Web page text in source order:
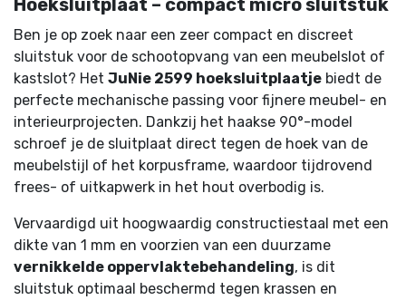
Hoeksluitplaat – compact micro sluitstuk
Ben je op zoek naar een zeer compact en discreet
sluitstuk voor de schootopvang van een meubelslot of
kastslot? Het JuNie 2599 hoeksluitplaatje biedt de
perfecte mechanische passing voor fijnere meubel- en
interieurprojecten. Dankzij het haakse 90°-model
schroef je de sluitplaat direct tegen de hoek van de
meubelstijl of het korpusframe, waardoor tijdrovend
frees- of uitkapwerk in het hout overbodig is.
Vervaardigd uit hoogwaardig constructiestaal met een
dikte van 1 mm en voorzien van een duurzame
vernikkelde oppervlaktebehandeling, is dit
sluitstuk optimaal beschermd tegen krassen en